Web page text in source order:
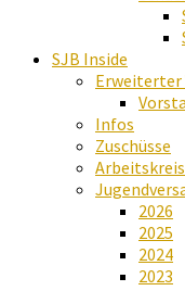
SJB Inside
Erweiterter
Infos
Zuschüsse
2026
2025
2024
2023